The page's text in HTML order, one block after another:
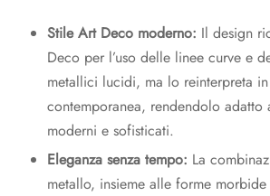
Stile Art Deco moderno: Il design
Deco per l’uso delle linee curve e
metallici lucidi, ma lo reinterpreta
contemporanea, rendendolo adatto
moderni e sofisticati.
Eleganza senza tempo: La
metallo, insieme alle forme